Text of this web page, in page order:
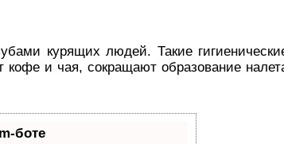
курящих людей. Такие
и чая, сокращают образование
боте